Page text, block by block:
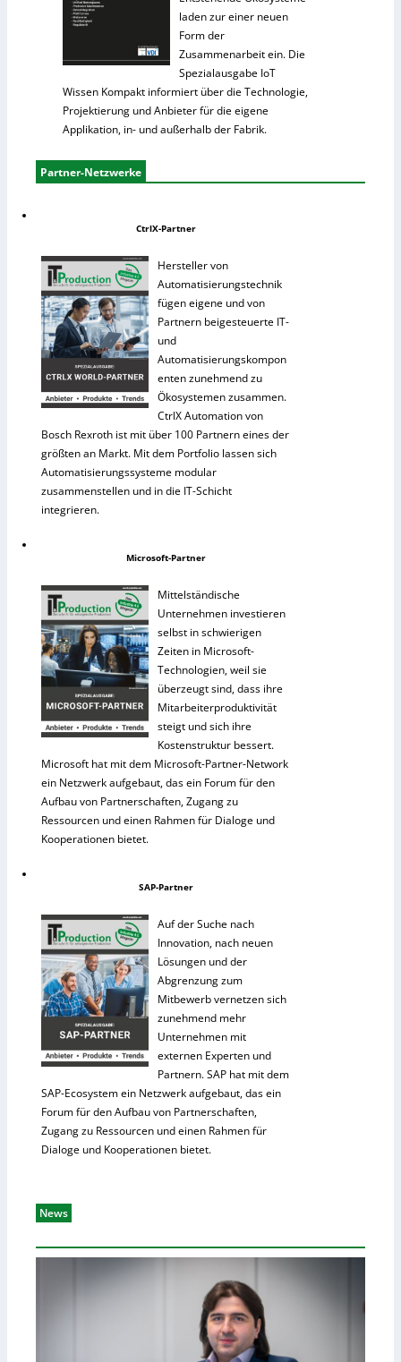
laden zur einer neuen
Form der
Zusammenarbeit ein. Die
Spezialausgabe IoT
Wissen Kompakt informiert über die Technologie,
Projektierung und Anbieter für die eigene
Applikation, in- und außerhalb der Fabrik.
Partner-Netzwerke
CtrlX-Partner
Hersteller von
Automatisierungstechnik
fügen eigene und von
Partnern beigesteuerte IT-
und
Automatisierungskompon
enten zunehmend zu
Ökosystemen zusammen.
CtrlX Automation von
Bosch Rexroth ist mit über 100 Partnern eines der
größten an Markt. Mit dem Portfolio lassen sich
Automatisierungssysteme modular
zusammenstellen und in die IT-Schicht
integrieren.
Microsoft-Partner
Mittelständische
Unternehmen investieren
selbst in schwierigen
Zeiten in Microsoft-
Technologien, weil sie
überzeugt sind, dass ihre
Mitarbeiterproduktivität
steigt und sich ihre
Kostenstruktur bessert.
Microsoft hat mit dem Microsoft-Partner-Network
ein Netzwerk aufgebaut, das ein Forum für den
Aufbau von Partnerschaften, Zugang zu
Ressourcen und einen Rahmen für Dialoge und
Kooperationen bietet.
SAP-Partner
Auf der Suche nach
Innovation, nach neuen
Lösungen und der
Abgrenzung zum
Mitbewerb vernetzen sich
zunehmend mehr
Unternehmen mit
externen Experten und
Partnern. SAP hat mit dem
SAP-Ecosystem ein Netzwerk aufgebaut, das ein
Forum für den Aufbau von Partnerschaften,
Zugang zu Ressourcen und einen Rahmen für
Dialoge und Kooperationen bietet.
News